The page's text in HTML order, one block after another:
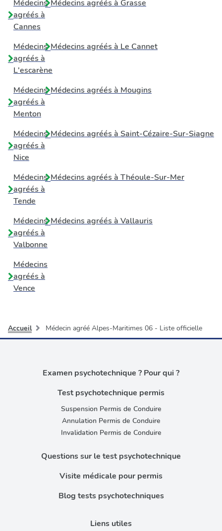
Médecins
agréés à
Cannes
Médecins agréés à Grasse
Médecins
agréés à
L'escarène
Médecins agréés à Le Cannet
Médecins
agréés à
Menton
Médecins agréés à Mougins
Médecins
agréés à
Nice
Médecins agréés à Saint-Cézaire-Sur-Siagne
Médecins
agréés à
Tende
Médecins agréés à Théoule-Sur-Mer
Médecins
agréés à
Valbonne
Médecins agréés à Vallauris
Médecins
agréés à
Vence
Accueil Médecin agréé Alpes-Maritimes 06 - Liste officielle
Liens utiles
Examen psychotechnique ? Pour qui ?
Test psychotechnique permis
Suspension Permis de Conduire
Annulation Permis de Conduire
Invalidation Permis de Conduire
Questions sur le test psychotechnique
Visite médicale pour permis
Blog tests psychotechniques